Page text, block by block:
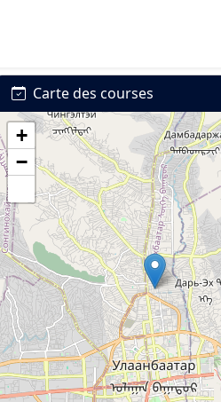
Carte des courses
+
−